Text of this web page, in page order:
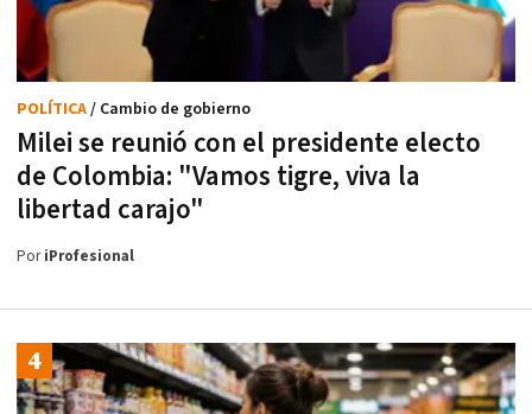
Milei se reunió con el presidente electo
de Colombia: "Vamos tigre, viva la
libertad carajo"
POLÍTICA/ Cambio de gobierno
PoriProfesional